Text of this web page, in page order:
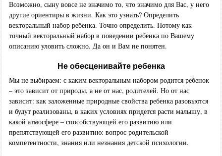
Возможно, сыну вовсе не значимо то, что значимо для Вас, у него
другие ориентиры в жизни. Как это узнать? Определить
векторальный набор ребенка. Точно определить. Потому как
точный векторальный набор в поведении ребенка по Вашему
описанию уловить сложно. Да он и Вам не понятен.
Не обесценивайте ребенка
Мы не выбираем: с каким векторальным набором родится ребенок
– это зависит от природы, а не от нас, родителей. Но от нас
зависит: как заложенные природные свойства ребенка разовьются
и будут реализованы, в каких условиях придется расти малышу, в
какой атмосфере – способствующей его развитию или
препятствующей его развитию: вопрос родительской
компетентности, знания или незнания детской психологии.